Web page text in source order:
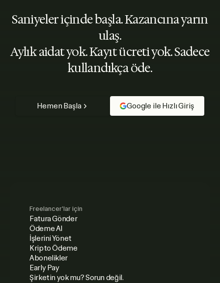
Saniyeler içinde başla. Kazancına yarın
ulaş.
Aylık aidat yok. Kayıt ücreti yok. Sadece
kullandıkça öde.
Hemen Başla Google ile Hızlı Giriş
Freelancer'lar için
Fatura Gönder
Ödeme Al
İşlerini Yönet
Kripto Ödeme
Abonelikler
Early Pay
Şirketin yok mu? Sorun değil.